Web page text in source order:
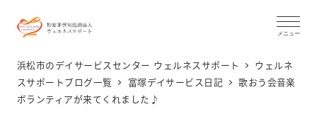
メニュー
浜松市のデイサービスセンター ウェルネスサポート
ウェルネ
スサポートブログ一覧
富塚デイサービス日記
歌おう会音楽
ボランティアが来てくれました♪